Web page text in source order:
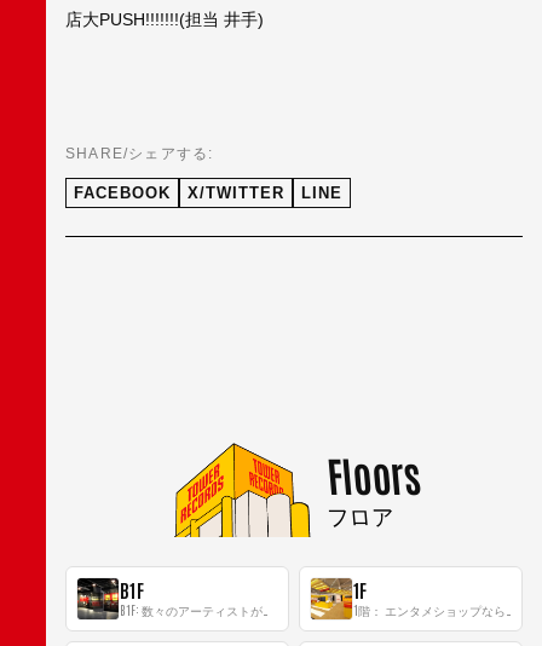
店大PUSH!!!!!!!(担当 井手)
SHARE/シェアする:
FACEBOOK X/TWITTER LINE
Floors
フロア
B1F 1F